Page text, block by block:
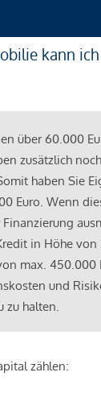
kann
über 60.000
zusätzlich
haben Sie
Euro. Wenn
in Höhe von
max. 450.000
und
zu halten.
zählen: